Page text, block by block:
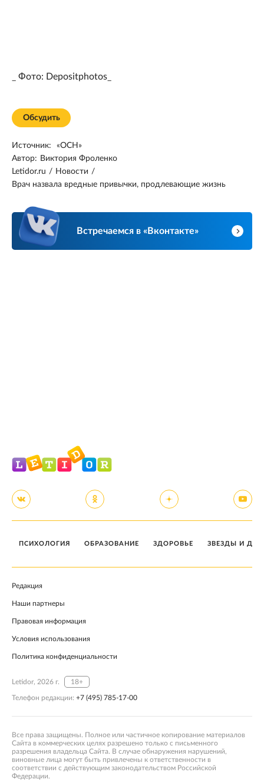
_ Фото: Depositphotos_
Обсудить
Источник:
«ОСН»
Автор: Виктория Фроленко
Letidor.ru / Новости /
Врач назвала вредные привычки, продлевающие жизнь
Встречаемся в «Вконтакте»
ПСИХОЛОГИЯ ОБРАЗОВАНИЕ ЗДОРОВЬЕ ЗВЕЗДЫ И
Редакция
Наши партнеры
Правовая информация
Условия использования
Политика конфиденциальности
Letidor, 2026 г. 18+
Телефон редакции: +7 (495) 785-17-00
Все права защищены. Полное или частичное копирование материалов
Сайта в коммерческих целях разрешено только с письменного
разрешения владельца Сайта. В случае обнаружения нарушений,
виновные лица могут быть привлечены к ответственности в
соответствии с действующим законодательством Российской
Федерации.